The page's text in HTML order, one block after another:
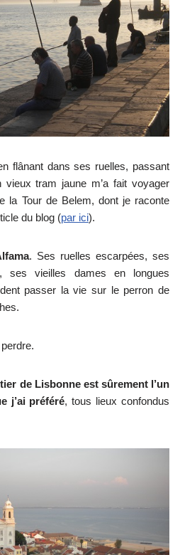
flânant dans ses ruelles, passant
vieux tram jaune m’a fait voyager
la Tour de Belem, dont je raconte
du blog (par ici).
. Ses ruelles escarpées, ses
ses vieilles dames en longues
passer la vie sur le perron de
perdre.
de Lisbonne est sûrement l’un
j’ai préféré, tous lieux confondus